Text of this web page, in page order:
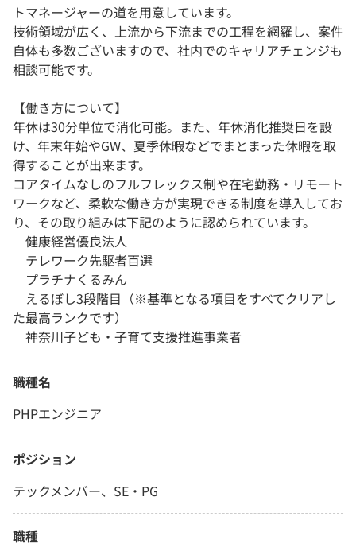
トマネージャーの道を用意しています。
技術領域が広く、上流から下流までの工程を網羅し、案件
自体も多数ございますので、社内でのキャリアチェンジも
相談可能です。
【働き方について】
年休は30分単位で消化可能。また、年休消化推奨日を設
け、年末年始やGW、夏季休暇などでまとまった休暇を取
得することが出来ます。
コアタイムなしのフルフレックス制や在宅勤務・リモート
ワークなど、柔軟な働き方が実現できる制度を導入してお
り、その取り組みは下記のように認められています。
健康経営優良法人
テレワーク先駆者百選
プラチナくるみん
えるぼし3段階目（※基準となる項目をすべてクリアし
た最高ランクです）
神奈川子ども・子育て支援推進事業者
職種名
PHPエンジニア
ポジション
テックメンバー、SE・PG
職種